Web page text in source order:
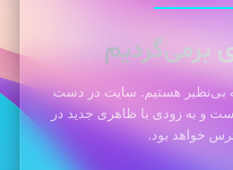
برمی‌گردیم
بی‌نظیر هستیم. سایت در دست
و به زودی با ظاهری جدید در
خواهد بود.